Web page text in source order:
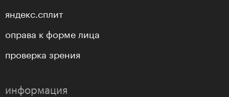
яндекс.сплит
оправа к форме лица
проверка зрения
информация